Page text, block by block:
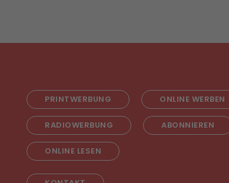
PRINTWERBUNG ONLINE WERBEN
RADIOWERBUNG ABONNIEREN
ONLINE LESEN